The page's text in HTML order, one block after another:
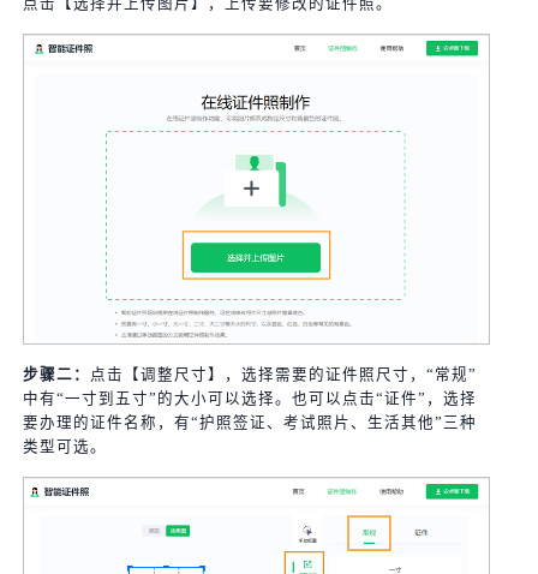
点击【选择并上传图片】，上传要修改的证件照。
步骤二： 点击【调整尺寸】，选择需要的证件照尺寸，“常规”
中有“一寸到五寸”的大小可以选择。也可以点击“证件”，选择
要办理的证件名称，有“护照签证、考试照片、生活其他”三种
类型可选。